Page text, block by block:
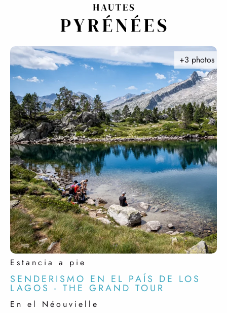
Estancia a pie
SENDERISMO EN EL PAÍS DE LOS
LAGOS - THE GRAND TOUR
En el Néouvielle
+3 photos